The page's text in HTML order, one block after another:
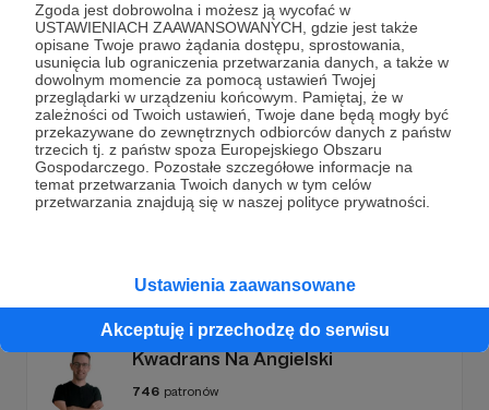
Zgoda jest dobrowolna i możesz ją wycofać w
USTAWIENIACH ZAAWANSOWANYCH, gdzie jest także
opisane Twoje prawo żądania dostępu, sprostowania,
usunięcia lub ograniczenia przetwarzania danych, a także w
dowolnym momencie za pomocą ustawień Twojej
przeglądarki w urządzeniu końcowym. Pamiętaj, że w
zależności od Twoich ustawień, Twoje dane będą mogły być
przekazywane do zewnętrznych odbiorców danych z państw
trzecich tj. z państw spoza Europejskiego Obszaru
Gospodarczego. Pozostałe szczegółowe informacje na
temat przetwarzania Twoich danych w tym celów
przetwarzania znajdują się w naszej polityce prywatności.
Ustawienia zaawansowane
Akceptuję i przechodzę do serwisu
Dołącz do grona Patronów!
Wesprzyj działalność Autora Strata Czasu
Zostań Patronem
Kwadrans Na Angielski
746 patronów